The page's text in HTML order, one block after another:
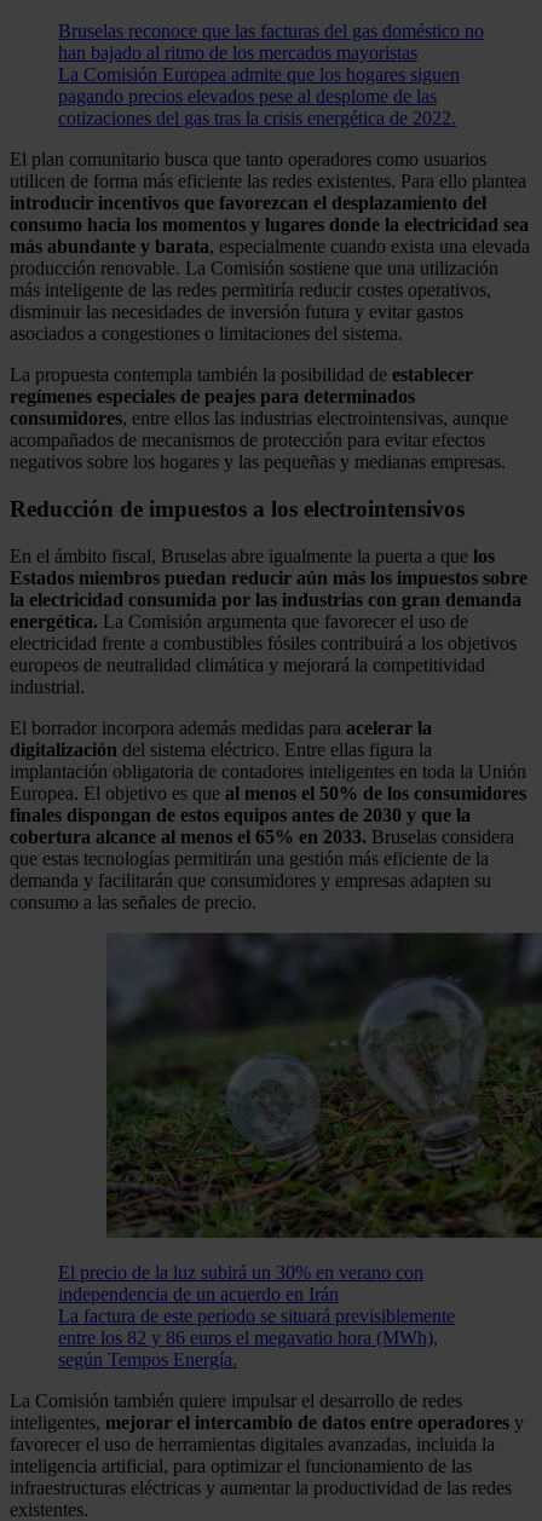
Bruselas reconoce que las facturas del gas doméstico no
han bajado al ritmo de los mercados mayoristas
La Comisión Europea admite que los hogares siguen
pagando precios elevados pese al desplome de las
cotizaciones del gas tras la crisis energética de 2022.
El plan comunitario busca que tanto operadores como usuarios
utilicen de forma más eficiente las redes existentes. Para ello plantea
introducir incentivos que favorezcan el desplazamiento del
consumo hacia los momentos y lugares donde la electricidad sea
más abundante y barata, especialmente cuando exista una elevada
producción renovable. La Comisión sostiene que una utilización
más inteligente de las redes permitiría reducir costes operativos,
disminuir las necesidades de inversión futura y evitar gastos
asociados a congestiones o limitaciones del sistema.
La propuesta contempla también la posibilidad de establecer
regímenes especiales de peajes para determinados
consumidores, entre ellos las industrias electrointensivas, aunque
acompañados de mecanismos de protección para evitar efectos
negativos sobre los hogares y las pequeñas y medianas empresas.
Reducción de impuestos a los electrointensivos
En el ámbito fiscal, Bruselas abre igualmente la puerta a que los
Estados miembros puedan reducir aún más los impuestos sobre
la electricidad consumida por las industrias con gran demanda
energética. La Comisión argumenta que favorecer el uso de
electricidad frente a combustibles fósiles contribuirá a los objetivos
europeos de neutralidad climática y mejorará la competitividad
industrial.
El borrador incorpora además medidas para acelerar la
digitalización del sistema eléctrico. Entre ellas figura la
implantación obligatoria de contadores inteligentes en toda la Unión
Europea. El objetivo es que al menos el 50% de los consumidores
finales dispongan de estos equipos antes de 2030 y que la
cobertura alcance al menos el 65% en 2033. Bruselas considera
que estas tecnologías permitirán una gestión más eficiente de la
demanda y facilitarán que consumidores y empresas adapten su
consumo a las señales de precio.
El precio de la luz subirá un 30% en verano con
independencia de un acuerdo en Irán
La factura de este periodo se situará previsiblemente
entre los 82 y 86 euros el megavatio hora (MWh),
según Tempos Energía.
La Comisión también quiere impulsar el desarrollo de redes
inteligentes, mejorar el intercambio de datos entre operadores y
favorecer el uso de herramientas digitales avanzadas, incluida la
inteligencia artificial, para optimizar el funcionamiento de las
infraestructuras eléctricas y aumentar la productividad de las redes
existentes.